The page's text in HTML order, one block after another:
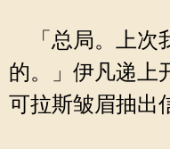
「总局。上次
的。」伊凡递上
可拉斯皱眉抽出